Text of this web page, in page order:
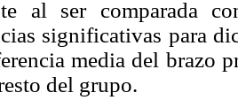
al ser comparada
significativas para
media del brazo
del grupo.